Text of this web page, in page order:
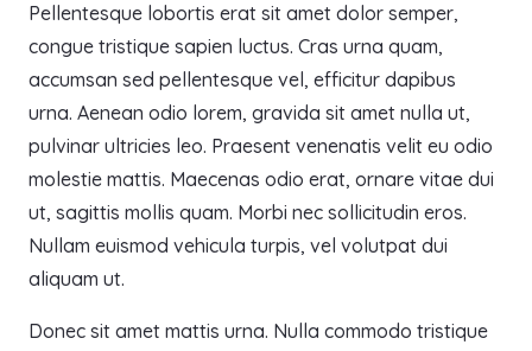
Pellentesque lobortis erat sit amet dolor semper,
congue tristique sapien luctus. Cras urna quam,
accumsan sed pellentesque vel, efficitur dapibus
urna. Aenean odio lorem, gravida sit amet nulla ut,
pulvinar ultricies leo. Praesent venenatis velit eu odio
molestie mattis. Maecenas odio erat, ornare vitae dui
ut, sagittis mollis quam. Morbi nec sollicitudin eros.
Nullam euismod vehicula turpis, vel volutpat dui
aliquam ut.
Donec sit amet mattis urna. Nulla commodo tristique